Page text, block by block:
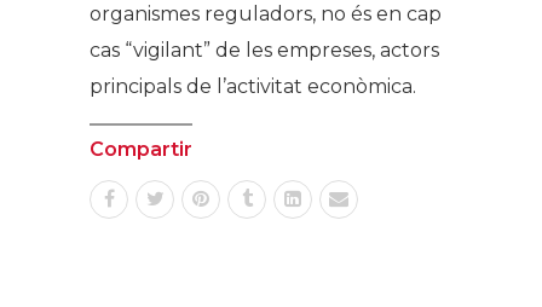
organismes reguladors, no és en cap
cas “vigilant” de les empreses, actors
principals de l’activitat econòmica.
Compartir